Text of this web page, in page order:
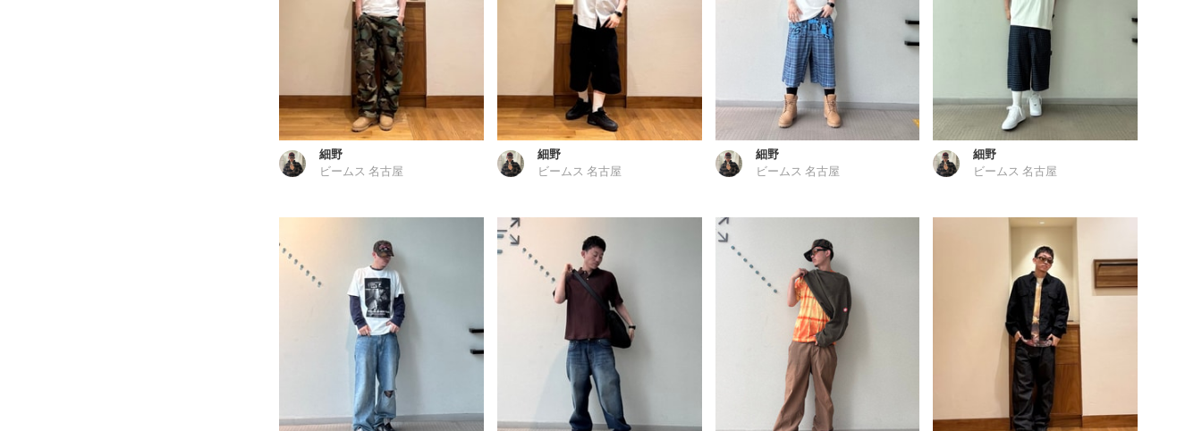
細野
ビームス 名古屋
細野
ビームス 名古屋
細野
ビームス 名古屋
細野
ビームス 名古屋